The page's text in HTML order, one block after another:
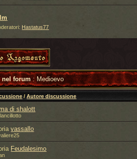
Hastatus77
nel forum: Medioevo
/Autore discussione
di shalott
vassallo
Feudalesimo